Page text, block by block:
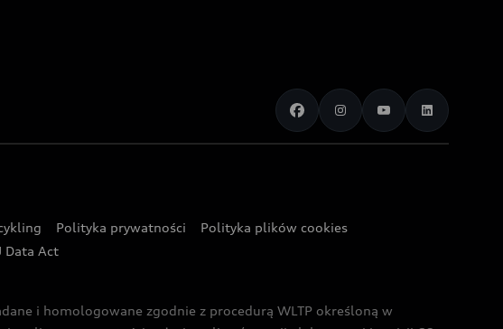
Polityka prywatności
Polityka plików cookies
Data Act
i homologowane zgodnie z procedurą WLTP określoną w